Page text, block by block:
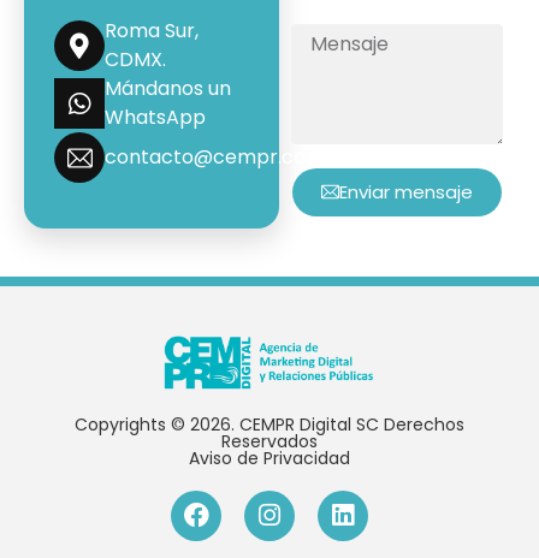
Roma Sur,
CDMX.
Mándanos un
WhatsApp
contacto@cempr.com.mx
Enviar mensaje
Copyrights © 2026. CEMPR Digital SC Derechos
Reservados
Aviso de Privacidad